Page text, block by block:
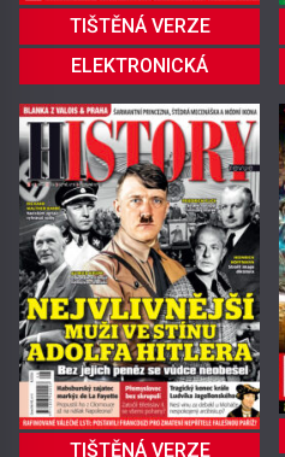
TIŠTĚNÁ VERZE
ELEKTRONICKÁ
TIŠTĚNÁ VERZE